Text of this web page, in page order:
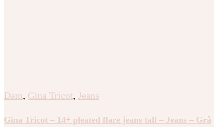
Dam, Gina Tricot, Jeans
Gina Tricot – 14+ pleated flare jeans tall – Jeans – Grå